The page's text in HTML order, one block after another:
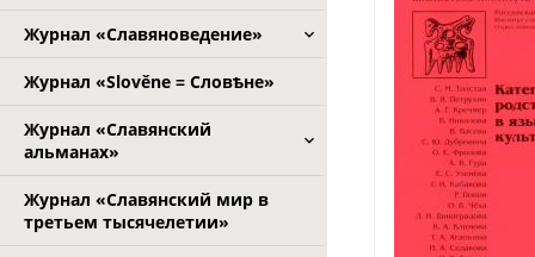
Журнал «Славяноведение»
Журнал «Slověne = Словѣне»
Журнал «Славянский
альманах»
Журнал «Славянский мир в
третьем тысячелетии»